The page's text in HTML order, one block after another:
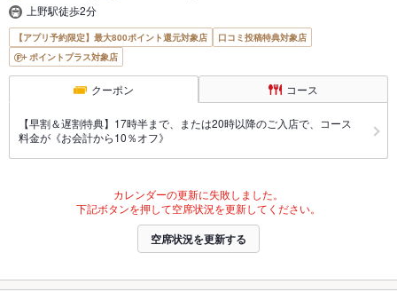
上野駅徒歩2分
【アプリ予約限定】最大800ポイント還元対象店
口コミ投稿特典対象店
ポイントプラス対象店
クーポン コース
【早割＆遅割特典】17時半まで、または20時以降のご入店で、コース
料金が《お会計から10％オフ》
カレンダーの更新に失敗しました。
下記ボタンを押して空席状況を更新してください。
空席状況を更新する